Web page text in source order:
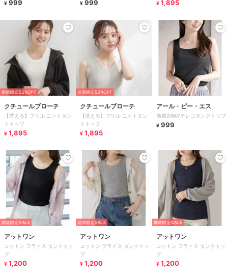
¥ 999
¥ 999
¥ 1,895
期間限定52%OFF
クチュールブローチ
【洗える】フリル ニットタン
クトップ
¥ 1,895
期間限定52%OFF
クチュールブローチ
【洗える】フリル ニットタン
クトップ
¥ 1,895
アール・ピー・エス
前後2WAYテレコタンクトップ
¥ 999
期間限定SALE
アットワン
コットン フライス タンクトッ
プ
¥ 1,200
期間限定SALE
アットワン
コットン フライス タンクトッ
プ
¥ 1,200
期間限定SALE
アットワン
コットン フライス タンクトッ
プ
¥ 1,200